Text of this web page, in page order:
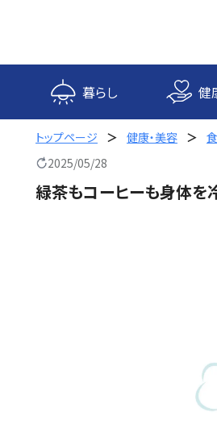
ス
プ
暮らし 健
トップページ 健康・美容
2025/05/28
緑茶もコーヒーも身体を